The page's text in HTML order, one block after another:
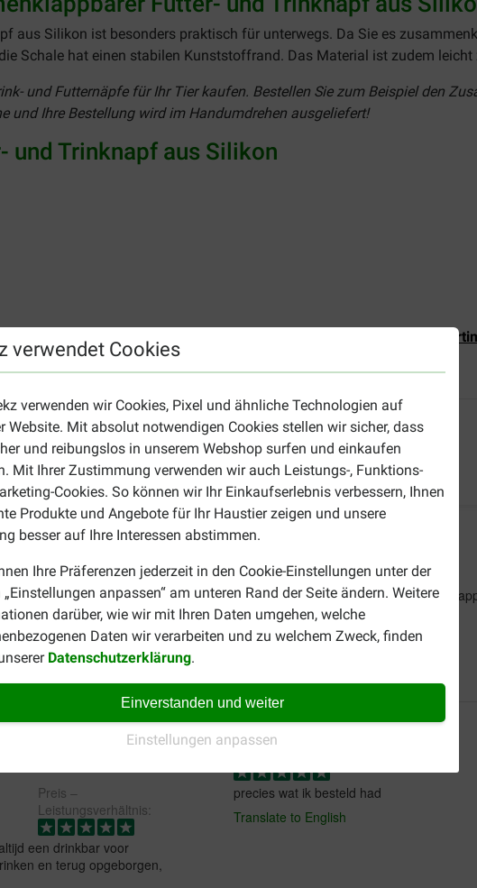
verwendet Cookies
verwenden wir Cookies, Pixel und ähnliche Technologien auf
Website. Mit absolut notwendigen Cookies stellen wir sicher, dass
und reibungslos in unserem Webshop surfen und einkaufen
Mit Ihrer Zustimmung verwenden wir auch Leistungs-, Funktions-
Cookies. So können wir Ihr Einkaufserlebnis verbessern, Ihnen
Produkte und Angebote für Ihr Haustier zeigen und unsere
besser auf Ihre Interessen abstimmen.
Ihre Präferenzen jederzeit in den Cookie-Einstellungen unter der
„Einstellungen anpassen“ am unteren Rand der Seite ändern. Weitere
darüber, wie wir mit Ihren Daten umgehen, welche
Daten wir verarbeiten und zu welchem Zweck, finden
Datenschutzerklärung.
Einverstanden und weiter
Einstellungen anpassen
aus Silikon ist besonders praktisch für unterwegs. Da Sie es
Schale hat einen stabilen Kunststoffrand. Das Material ist zudem leicht
und Futternäpfe für Ihr Tier kaufen. Bestellen Sie zum Beispiel den
und Ihre Bestellung wird im Handumdrehen ausgeliefert!
und Trinknapf aus Silikon
Duo Dinner Grafa
mit dazu!
Preis –
Leistungsverhältnis:
Sanya
Good for a big dog, fits 1 liter. We are
Translate to English
Preis –
Leistungsverhältnis:
een drinkbar voor
en terug opgeborgen,
jaenen
03-05-2022
precies wat ik besteld had
Translate to English